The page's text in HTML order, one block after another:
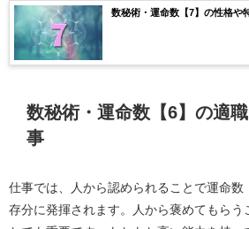
数秘術・運命数【7】の性格や
数秘術・運命数【6】の適
事
仕事では、人から認められることで運命数
存分に発揮されます。人から褒めてもらう